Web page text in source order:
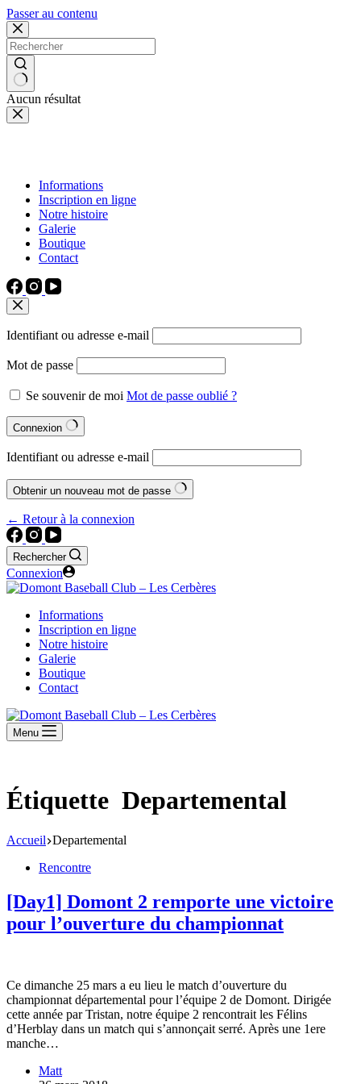
Passer au contenu
Aucun résultat
Informations
Inscription en ligne
Notre histoire
Galerie
Boutique
Contact
Identifiant ou adresse e-mail
Mot de passe
Se souvenir de moi Mot de passe oublié ?
Connexion
Identifiant ou adresse e-mail
Obtenir un nouveau mot de passe
← Retour à la connexion
Rechercher
Connexion
Informations
Inscription en ligne
Notre histoire
Galerie
Boutique
Contact
Menu
Étiquette Departemental
Accueil Departemental
Rencontre
[Day1] Domont 2 remporte une victoire
pour l’ouverture du championnat
Ce dimanche 25 mars a eu lieu le match d’ouverture du
championnat départemental pour l’équipe 2 de Domont. Dirigée
cette année par Tristan, notre équipe 2 rencontrait les Félins
d’Herblay dans un match qui s’annonçait serré. Après une 1ere
manche…
Matt